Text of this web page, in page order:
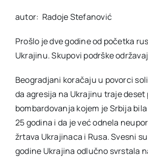
autor: Radoje Stefanović
Prošlo je dve godine od početka
Ukrajinu. Skupovi podrške
Beogradjani koračaju u povorci
da agresija na Ukrajinu traje deset
bombardovanja kojem je Srbija
25 godina i da je već odnela
žrtava Ukrajinaca i Rusa. Svesni
godine Ukrajina odlučno svrstala